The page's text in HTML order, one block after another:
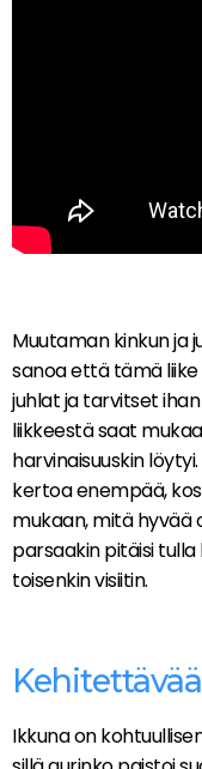
Muutaman kinkun ja
sanoa että tämä liike
juhlat ja tarvitset
liikkeestä saat
harvinaisuuskin
kertoa enempää,
mukaan, mitä hyvää
parsaakin pitäisi tulla
toisenkin visiitin.
Kehitettävää
Ikkuna on